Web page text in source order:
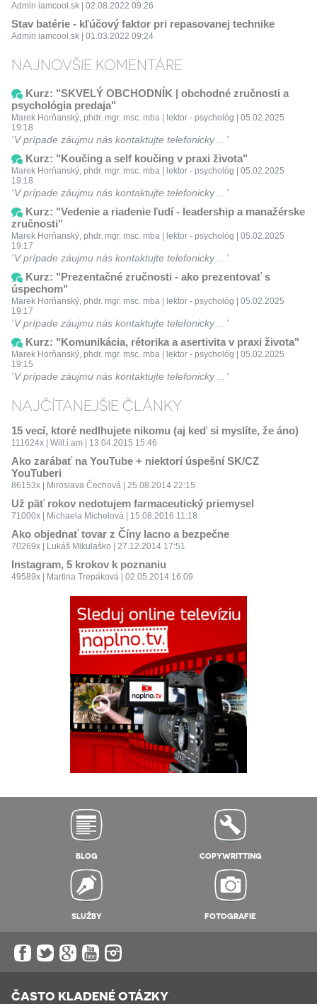
Admin iamcool.sk | 02.08.2022 09:26
Stav batérie - kľúčový faktor pri repasovanej technike
Admin iamcool.sk | 01.03.2022 09:24
NAJNOVŠIE KOMENTÁRE
Kurz: "SKVELÝ OBCHODNÍK | obchodné zručnosti a
psychológia predaja"
Marek Horňanský, phdr. mgr. msc. mba | lektor - psychológ | 05.02.2025
19:18
V prípade záujmu nás kontaktujte telefonicky ...
Kurz: "Koučing a self koučing v praxi života"
Marek Horňanský, phdr. mgr. msc. mba | lektor - psychológ | 05.02.2025
19:18
V prípade záujmu nás kontaktujte telefonicky ...
Kurz: "Vedenie a riadenie ľudí - leadership a manažérske
zručnosti"
Marek Horňanský, phdr. mgr. msc. mba | lektor - psychológ | 05.02.2025
19:17
V prípade záujmu nás kontaktujte telefonicky ...
Kurz: "Prezentačné zručnosti - ako prezentovať s
úspechom"
Marek Horňanský, phdr. mgr. msc. mba | lektor - psychológ | 05.02.2025
19:17
V prípade záujmu nás kontaktujte telefonicky ...
Kurz: "Komunikácia, rétorika a asertivita v praxi života"
Marek Horňanský, phdr. mgr. msc. mba | lektor - psychológ | 05.02.2025
19:15
V prípade záujmu nás kontaktujte telefonicky ...
NAJČÍTANEJŠIE ČLÁNKY
15 vecí, ktoré nedlhujete nikomu (aj keď si myslíte, že áno)
111624x | Will.i.am | 13.04.2015 15:46
Ako zarábať na YouTube + niektorí úspešní SK/CZ
YouTuberi
86153x | Miroslava Čechová | 25.08.2014 22:15
Už päť rokov nedotujem farmaceutický priemysel
71000x | Michaela Michelová | 15.08.2016 11:18
Ako objednať tovar z Číny lacno a bezpečne
70269x | Lukáš Mikulaško | 27.12.2014 17:51
Instagram, 5 krokov k poznaniu
49589x | Martina Trepáková | 02.05.2014 16:09
BLOG COPYWRITTING
SLUŽBY FOTOGRAFIE
ČASTO KLADENÉ OTÁZKY